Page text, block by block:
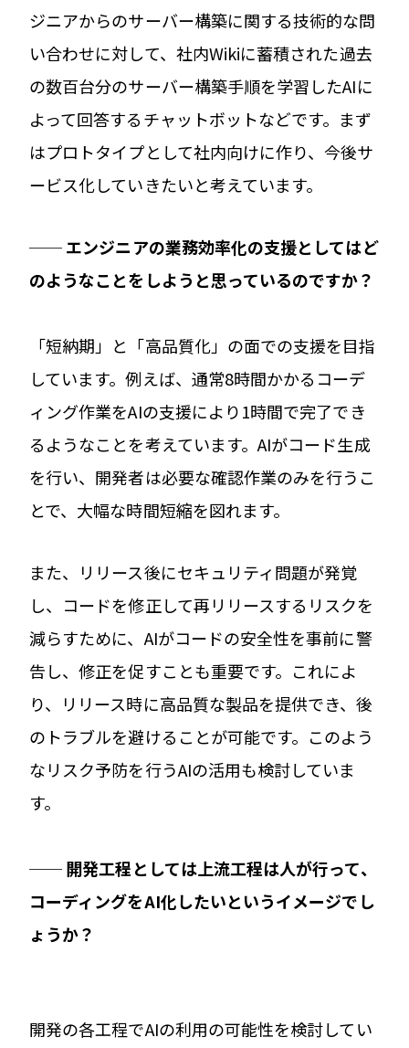
ジニアからのサーバー構築に関する技術的な問
い合わせに対して、社内Wikiに蓄積された過去
の数百台分のサーバー構築手順を学習したAIに
よって回答するチャットボットなどです。まず
はプロトタイプとして社内向けに作り、今後サ
ービス化していきたいと考えています。
── エンジニアの業務効率化の支援としてはど
のようなことをしようと思っているのですか？
「短納期」と「高品質化」の面での支援を目指
しています。例えば、通常8時間かかるコーデ
ィング作業をAIの支援により1時間で完了でき
るようなことを考えています。AIがコード生成
を行い、開発者は必要な確認作業のみを行うこ
とで、大幅な時間短縮を図れます。
また、リリース後にセキュリティ問題が発覚
し、コードを修正して再リリースするリスクを
減らすために、AIがコードの安全性を事前に警
告し、修正を促すことも重要です。これによ
り、リリース時に高品質な製品を提供でき、後
のトラブルを避けることが可能です。このよう
なリスク予防を行うAIの活用も検討していま
す。
── 開発工程としては上流工程は人が行って、
コーディングをAI化したいというイメージでし
ょうか？
開発の各工程でAIの利用の可能性を検討してい